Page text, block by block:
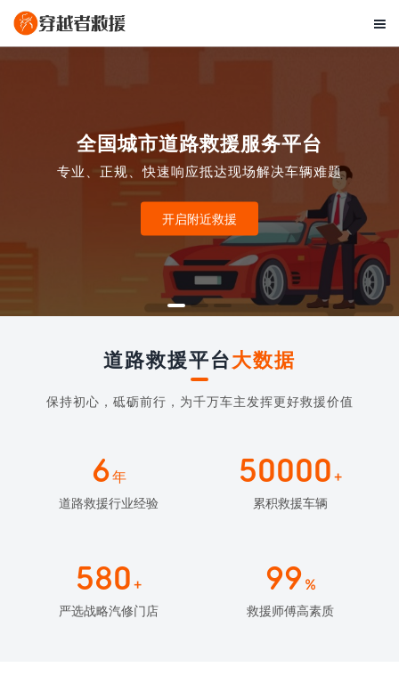

全国城市道路救援服务平台
专业、正规、快速响应抵达现场解决车辆难题
开启附近救援
道路救援平台大数据
保持初心，砥砺前行，为千万车主发挥更好救援价值
6年
道路救援行业经验
50000 +
累积救援车辆
580 +
严选战略汽修门店
99 %
救援师傅高素质